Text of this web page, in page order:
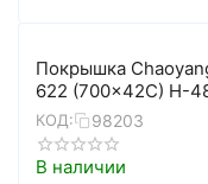
Покрышка
622 (700x42C) H-
SPRINT Hippo Skin
W211138
КОД: 98203
В наличии